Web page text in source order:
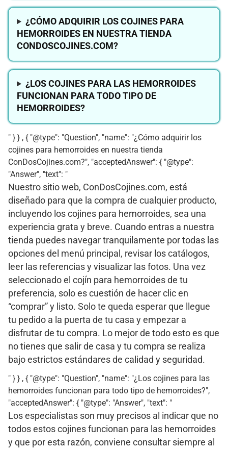
¿CÓMO ADQUIRIR LOS COJINES PARA
HEMORROIDES EN NUESTRA TIENDA
CONDOSCOJINES.COM?
¿LOS COJINES PARA LAS HEMORROIDES
FUNCIONAN PARA TODO TIPO DE
HEMORROIDES?
" } } , { "@type": "Question", "name": "¿Cómo adquirir los
cojines para hemorroides en nuestra tienda
ConDosCojines.com?", "acceptedAnswer": { "@type":
"Answer", "text": "
Nuestro sitio web, ConDosCojines.com, está
diseñado para que la compra de cualquier producto,
incluyendo los cojines para hemorroides, sea una
experiencia grata y breve. Cuando entras a nuestra
tienda puedes navegar tranquilamente por todas las
opciones del menú principal, revisar los catálogos,
leer las referencias y visualizar las fotos. Una vez
seleccionado el cojín para hemorroides de tu
preferencia, solo es cuestión de hacer clic en
“comprar” y listo. Solo te queda esperar que llegue
tu pedido a la puerta de tu casa y empezar a
disfrutar de tu compra. Lo mejor de todo esto es que
no tienes que salir de casa y tu compra se realiza
bajo estrictos estándares de calidad y seguridad.
" } } , { "@type": "Question", "name": "¿Los cojines para las
hemorroides funcionan para todo tipo de hemorroides?",
"acceptedAnswer": { "@type": "Answer", "text": "
Los especialistas son muy precisos al indicar que no
todos estos cojines funcionan para las hemorroides
y que por esta razón, conviene consultar siempre al